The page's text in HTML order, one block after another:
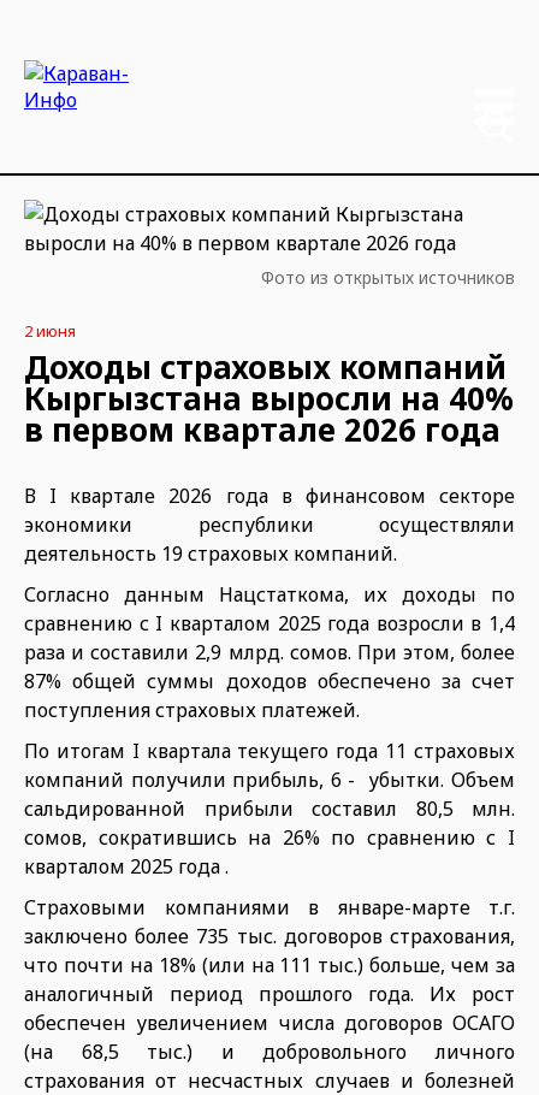
Фото из открытых источников
2 июня
Доходы страховых компаний
Кыргызстана выросли на 40%
в первом квартале 2026 года
В I квартале 2026 года в финансовом секторе
экономики республики осуществляли
деятельность 19 страховых компаний.
Согласно данным Нацстаткома, их доходы по
сравнению с I кварталом 2025 года возросли в 1,4
раза и составили 2,9 млрд. сомов. При этом, более
87% общей суммы доходов обеспечено за счет
поступления страховых платежей.
По итогам I квартала текущего года 11 страховых
компаний получили прибыль, 6 - убытки. Объем
сальдированной прибыли составил 80,5 млн.
сомов, сократившись на 26% по сравнению с I
кварталом 2025 года .
Страховыми компаниями в январе-марте т.г.
заключено более 735 тыс. договоров страхования,
что почти на 18% (или на 111 тыс.) больше, чем за
аналогичный период прошлого года. Их рост
обеспечен увеличением числа договоров ОСАГО
(на 68,5 тыс.) и добровольного личного
страхования от несчастных случаев и болезней